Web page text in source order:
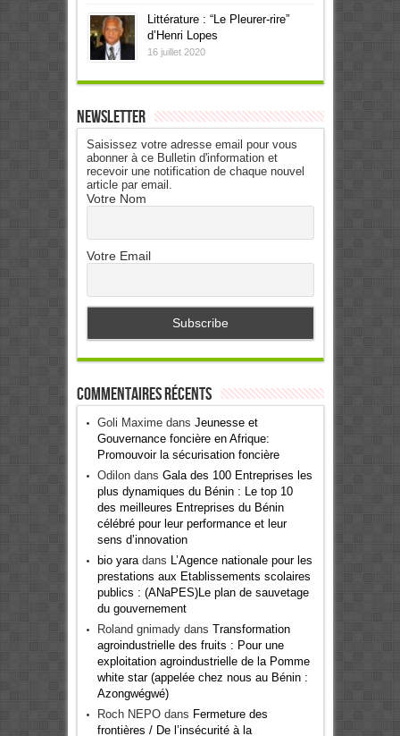
Littérature : “Le Pleurer-rire”
d’Henri Lopes
16 juillet 2020
Newsletter
Saisissez votre adresse email pour vous
abonner à ce Bulletin d'information et
recevoir une notification de chaque nouvel
article par email.
Votre Nom
Votre Email
Commentaires récents
Goli Maximedans Jeunesse et
Gouvernance foncière en Afrique:
Promouvoir la sécurisation foncière
Odilondans Gala des 100 Entreprises les
plus dynamiques du Bénin : Le top 10
des meilleures Entreprises du Bénin
célébré pour leur performance et leur
sens d’innovation
bio yaradans L’Agence nationale pour les
prestations aux Etablissements scolaires
publics : (ANaPES)Le plan de sauvetage
du gouvernement
Roland gnimadydans Transformation
agroindustrielle des fruits : Pour une
exploitation agroindustrielle de la Pomme
white star (appelée chez nous au Bénin :
Azongwégwé)
Roch NEPOdans Fermeture des
frontières / De l’insécurité à la